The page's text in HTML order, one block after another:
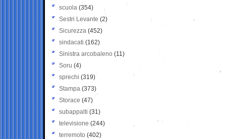
scuola (354)
Sestri Levante (2)
Sicurezza (452)
sindacati (162)
Sinistra arcobaleno (11)
Soru (4)
sprechi (319)
Stampa (373)
Storace (47)
subappalti (31)
televisione(244)
terremoto (402)